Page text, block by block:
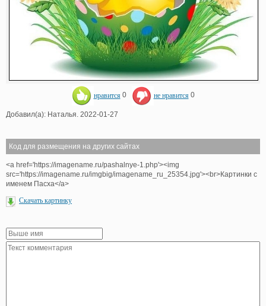
нравится 0 не нравится 0
Добавил(а): Наталья. 2022-01-27
Код для размещения на других сайтах
<a href='https://imagename.ru/pashalnye-1.php'><img
src='https://imagename.ru/imgbig/imagename_ru_25354.jpg'><br>Картинки с
именем Пасха</a>
Скачать картинку